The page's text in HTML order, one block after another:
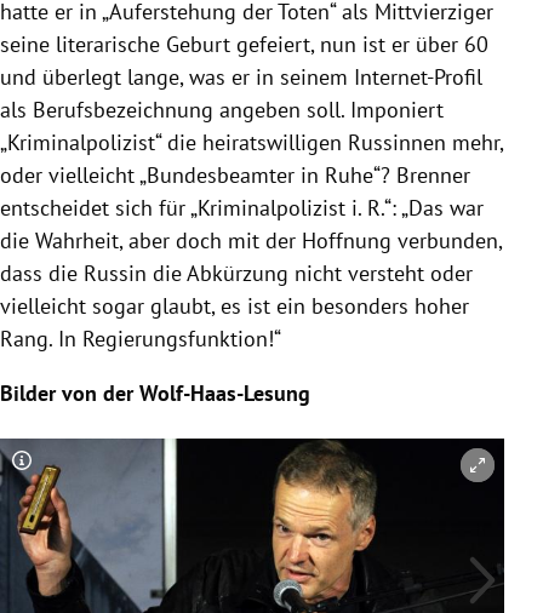
hatte er in „Auferstehung der Toten“ als Mittvierziger
seine literarische Geburt gefeiert, nun ist er über 60
und überlegt lange, was er in seinem Internet-Profil
als Berufsbezeichnung angeben soll. Imponiert
„Kriminalpolizist“ die heiratswilligen Russinnen mehr,
oder vielleicht „Bundesbeamter in Ruhe“? Brenner
entscheidet sich für „Kriminalpolizist i. R.“: „Das war
die Wahrheit, aber doch mit der Hoffnung verbunden,
dass die Russin die Abkürzung nicht versteht oder
vielleicht sogar glaubt, es ist ein besonders hoher
Rang. In Regierungsfunktion!“
Bilder von der Wolf-Haas-Lesung
Copyright-Hinweis öffnen/schließen